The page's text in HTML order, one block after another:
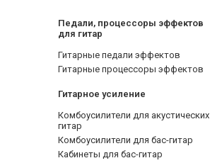
Педали, процессоры эффектов
для гитар
Гитарные педали эффектов
Гитарные процессоры эффектов
Гитарное усиление
Комбоусилители для акустических
гитар
Комбоусилители для бас-гитар
Кабинеты для бас-гитар
D'Addario EZ890
85/15 Струны для
акустической